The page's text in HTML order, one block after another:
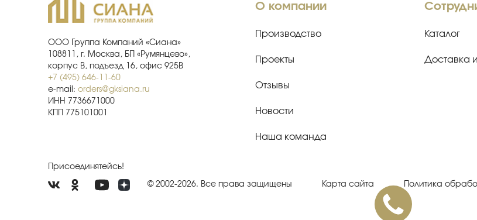
ООО Группа Компаний «Сиана»
108811, г. Москва, БП «Румянцево»,
корпус В, подъезд 16, офис 925В
+7 (495) 646-11-60
e-mail: orders@gksiana.ru
ИНН 7736671000
КПП 775101001
О компании
Производство
Проекты
Отзывы
Новости
Наша команда
Каталог
Доставка
Присоединятейсь!
© 2002-2026. Все права защищены Карта сайта Политика